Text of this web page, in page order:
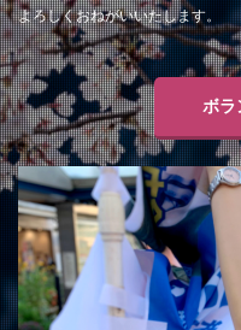
よろしくおねがいいたします。
ボラ